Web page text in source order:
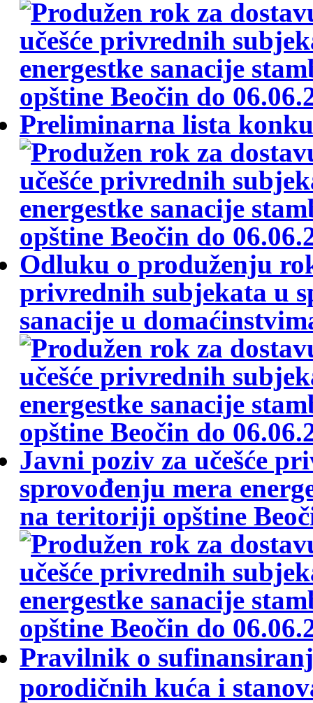
Preliminarna lista
Odluku o produženju
privrednih subjekata u
sanacije u
Javni poziv za učešće
sprovođenju mera
na teritoriji opštine
Pravilnik o
porodičnih kuća i